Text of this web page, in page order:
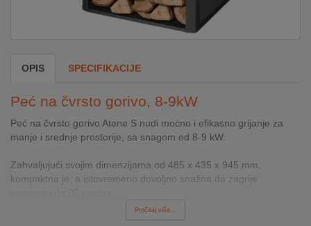
KLIMATIZACIJA
PC
&
OPIS SPECIFIKACIJE
Peć na čvrsto gorivo, 8-9kW
Peć na čvrsto gorivo Atene S nudi moćno i efikasno grijanje za
manje i srednje prostorije, sa snagom od 8-9 kW.
Zahvaljujući svojim dimenzijama od 485 x 435 x 945 mm,
kompaktna je, a istovremeno dovoljno snažna da zagrije
Pročitaj više...